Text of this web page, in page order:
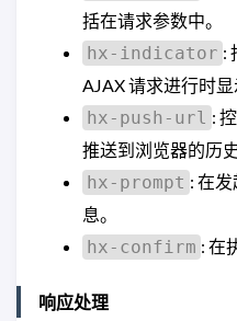
括在请求参数中。
hx-indicator :
AJAX 请求进行时显
hx-push-url :
推送到浏览器的历
hx-prompt : 在
息。
hx-confirm : 在
响应处理